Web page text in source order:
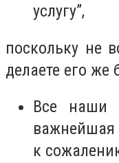
услугу”,
поскольку не
делаете его
Все наши
важнейшая
к